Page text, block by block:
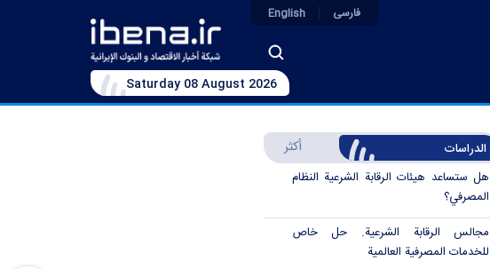
فارسی English
Saturday 08 August 2026
الدراسات أكثر
هل ستساعد هيئات الرقابة الشرعية النظام
المصرفي؟
مجالس الرقابة الشرعية. حل خاص
للخدمات المصرفية العالمية